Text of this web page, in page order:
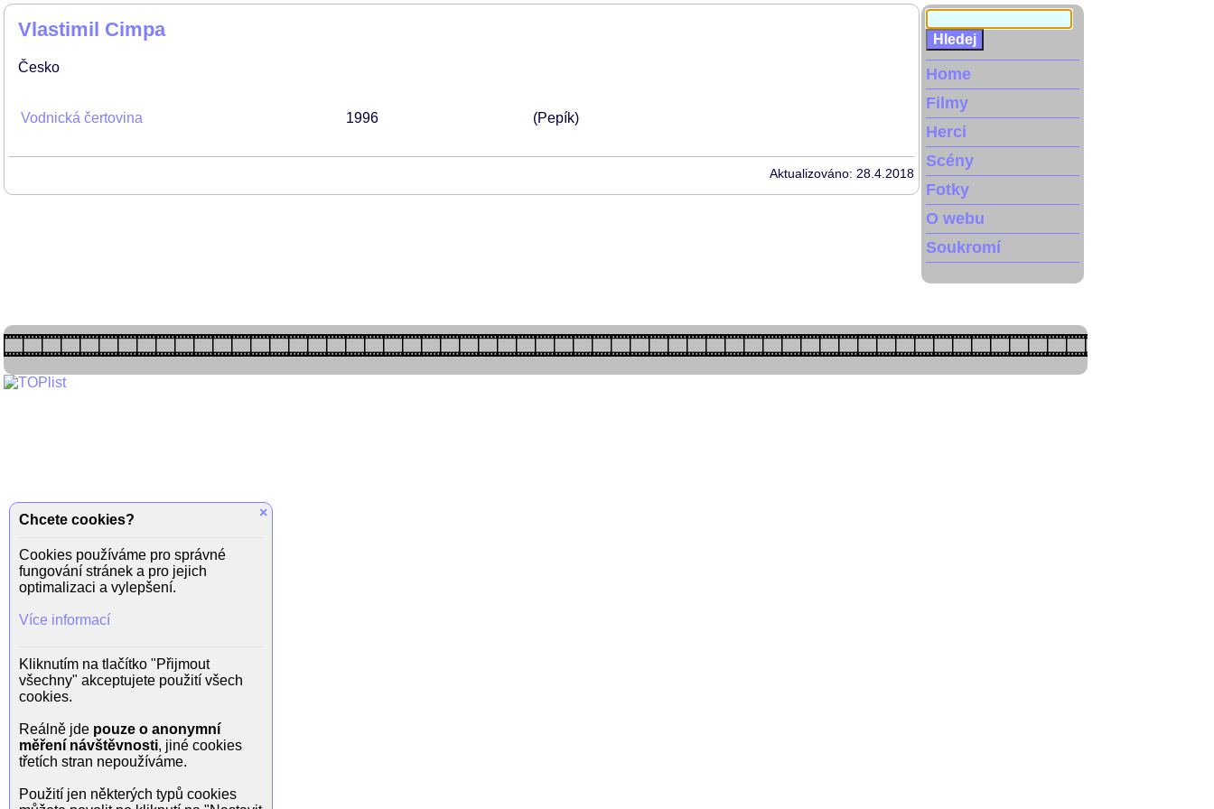
Vlastimil Cimpa
Česko
Vodnická čertovina 1996 (Pepík)
Aktualizováno: 28.4.2018
Home
Filmy
Herci
Scény
Fotky
O webu
Soukromí
×
Chcete cookies?
Cookies používáme pro správné
fungování stránek a pro jejich
optimalizaci a vylepšení.
Více informací
Kliknutím na tlačítko "Přijmout
všechny" akceptujete použití všech
cookies.
Reálně jde pouze o anonymní
měření návštěvnosti, jiné cookies
třetích stran nepoužíváme.
Použití jen některých typů cookies